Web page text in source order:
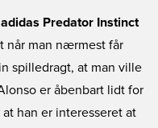
Predator Instinct
når man nærmest får
spilledragt, at man ville
er åbenbart lidt for
han er interesseret at